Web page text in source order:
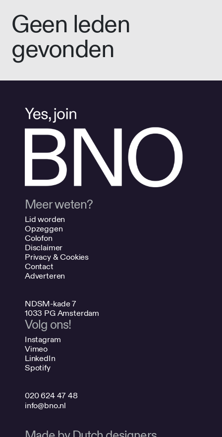
Geen leden
gevonden
Meer weten?
Lid worden
Opzeggen
Colofon
Disclaimer
Privacy & Cookies
Contact
Adverteren
NDSM-kade 7
1033 PG Amsterdam
Volg ons!
Instagram
Vimeo
LinkedIn
Spotify
020 624 47 48
info@bno.nl